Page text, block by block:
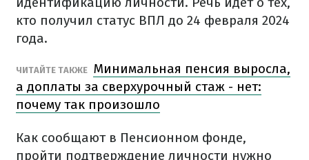
кто получил статус ВПЛ до 24 февраля 2024
года.
ЧИТАЙТЕ ТАКЖЕ Минимальная пенсия выросла,
а доплаты за сверхурочный стаж - нет:
почему так произошло
Как сообщают в Пенсионном фонде,
пройти подтверждение личности нужно